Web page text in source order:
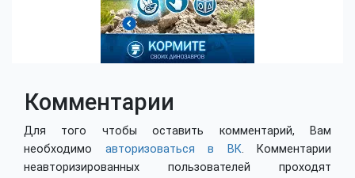
Комментарии
Для того чтобы оставить комментарий, Вам
необходимо авторизоваться в ВК. Комментарии
неавторизированных пользователей проходят